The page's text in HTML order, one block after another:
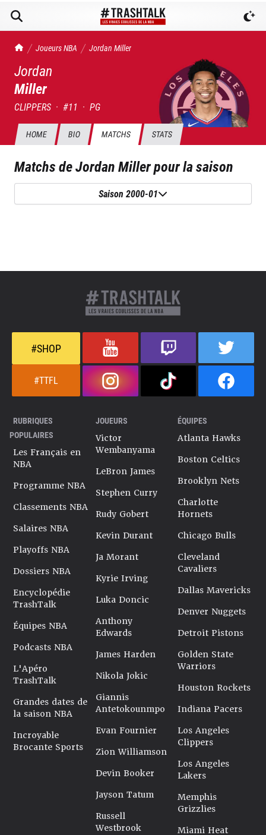
TrashTalk Actu NBA
Joueurs NBA Jordan Miller
Jordan
Miller
CLIPPERS · #11 · PG
HOME BIO MATCHS STATS
Matchs deJordan Millerpour la saison
Saison 2000-01
#SHOP
#TTFL
RUBRIQUES
POPULAIRES
Les Français en
NBA
Programme NBA
Classements NBA
Salaires NBA
Playoffs NBA
Dossiers NBA
Encyclopédie
TrashTalk
Équipes NBA
Podcasts NBA
L'Apéro
TrashTalk
Grandes dates de
la saison NBA
Incroyable
Brocante Sports
JOUEURS
Victor
Wembanyama
LeBron James
Stephen Curry
Rudy Gobert
Kevin Durant
Ja Morant
Kyrie Irving
Luka Doncic
Anthony
Edwards
James Harden
Nikola Jokic
Giannis
Antetokounmpo
Evan Fournier
Zion Williamson
Devin Booker
Jayson Tatum
Russell
Westbrook
ÉQUIPES
Atlanta Hawks
Boston Celtics
Brooklyn Nets
Charlotte
Hornets
Chicago Bulls
Cleveland
Cavaliers
Dallas Mavericks
Denver Nuggets
Detroit Pistons
Golden State
Warriors
Houston Rockets
Indiana Pacers
Los Angeles
Clippers
Los Angeles
Lakers
Memphis
Grizzlies
Miami Heat